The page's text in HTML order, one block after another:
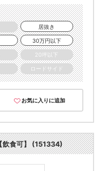
居抜き
30万円以下
20坪以下
ロードサイド
お気に入りに追加
飲食可】 (151334)